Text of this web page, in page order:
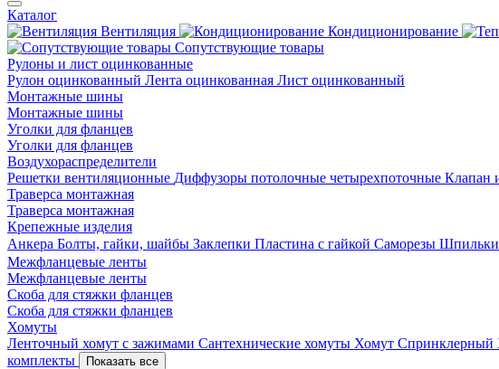
Каталог
Вентиляция
Кондиционирование
Сопутствующие товары
Рулоны и лист оцинкованные
Рулон оцинкованный Лента оцинкованная Лист оцинкованный
Монтажные шины
Монтажные шины
Уголки для фланцев
Уголки для фланцев
Воздухораспределители
Решетки вентиляционные Диффузоры потолочные четырехпоточные Клапан
Траверса монтажная
Траверса монтажная
Крепежные изделия
Анкера Болты, гайки, шайбы Заклепки Пластина с гайкой Саморезы Шпильки
Межфланцевые ленты
Межфланцевые ленты
Скоба для стяжки фланцев
Скоба для стяжки фланцев
Хомуты
Ленточный хомут с зажимами Сантехнические хомуты Хомут Спринклерный
комплекты
Показать все